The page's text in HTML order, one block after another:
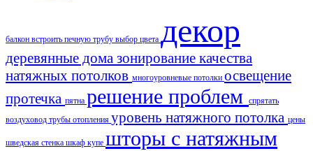
балкон встроить печную трубу выбор цвета декор
деревянные дома зонирование качества
натяжных потолков многоуровневые потолки освещение
протечка пятна решение проблем спрятать
воздуховод трубы отопления уровень натяжного потолка цены
шведская стенка шкаф купе шторы с натяжным